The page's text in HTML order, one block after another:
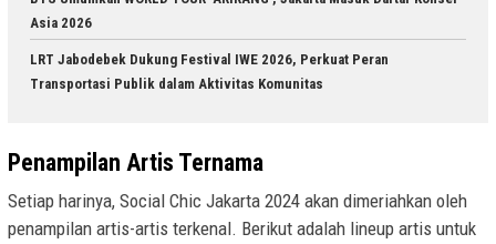
Asia 2026
LRT Jabodebek Dukung Festival IWE 2026, Perkuat Peran
Transportasi Publik dalam Aktivitas Komunitas
Penampilan Artis Ternama
Setiap harinya, Social Chic Jakarta 2024 akan dimeriahkan oleh
penampilan artis-artis terkenal. Berikut adalah lineup artis untuk